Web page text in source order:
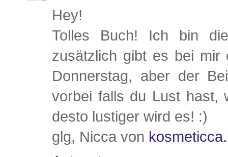
Hey!
Tolles Buch! Ich bin
zusätzlich gibt es bei mir
Donnerstag, aber der
vorbei falls du Lust hast,
desto lustiger wird es! :)
glg, Nicca von